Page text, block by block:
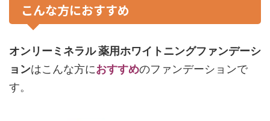
こんな方におすすめ
オンリーミネラル 薬用ホワイトニングファンデーシ
ョンはこんな方におすすめのファンデーションで
す。